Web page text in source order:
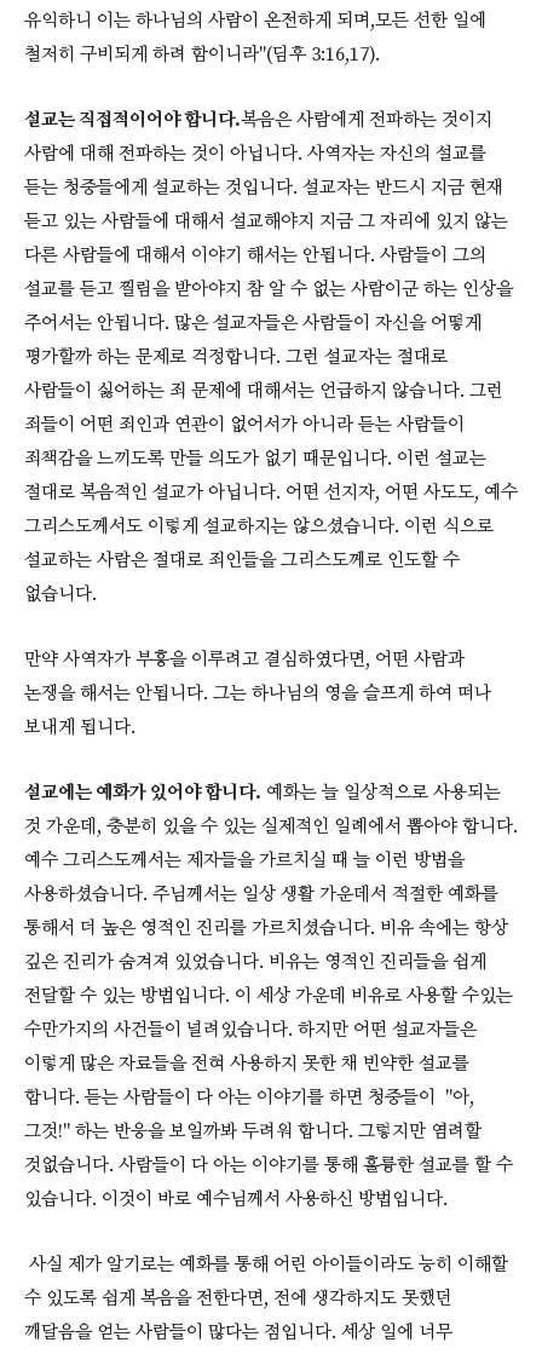
유익하니 이는 하나님의 사람이 온전하게 되며,모든 선한 일에
철저히 구비되게 하려 함이니라"(딤후 3:16,17).
설교는 직접적이어야 합니다.복음은 사람에게 전파하는 것이지
사람에 대해 전파하는 것이 아닙니다. 사역자는 자신의 설교를
듣는 청중들에게 설교하는 것입니다. 설교자는 반드시 지금 현재
듣고 있는 사람들에 대해서 설교해야지 지금 그 자리에 있지 않는
다른 사람들에 대해서 이야기 해서는 안됩니다. 사람들이 그의
설교를 듣고 찔림을 받아야지 참 알 수 없는 사람이군 하는 인상을
주어서는 안됩니다. 많은 설교자들은 사람들이 자신을 어떻게
평가할까 하는 문제로 걱정합니다. 그런 설교자는 절대로
사람들이 싫어하는 죄 문제에 대해서는 언급하지 않습니다. 그런
죄들이 어떤 죄인과 연관이 없어서가 아니라 듣는 사람들이
죄책감을 느끼도록 만들 의도가 없기 때문입니다. 이런 설교는
절대로 복음적인 설교가 아닙니다. 어떤 선지자, 어떤 사도도, 예수
그리스도께서도 이렇게 설교하지는 않으셨습니다. 이런 식으로
설교하는 사람은 절대로 죄인들을 그리스도께로 인도할 수
없습니다.
만약 사역자가 부흥을 이루려고 결심하였다면, 어떤 사람과
논쟁을 해서는 안됩니다. 그는 하나님의 영을 슬프게 하여 떠나
보내게 됩니다.
설교에는 예화가 있어야 합니다. 예화는 늘 일상적으로 사용되는
것 가운데, 충분히 있을 수 있는 실제적인 일례에서 뽑아야 합니다.
예수 그리스도께서는 제자들을 가르치실 때 늘 이런 방법을
사용하셨습니다. 주님께서는 일상 생활 가운데서 적절한 예화를
통해서 더 높은 영적인 진리를 가르치셨습니다. 비유 속에는 항상
깊은 진리가 숨겨져 있었습니다. 비유는 영적인 진리들을 쉽게
전달할 수 있는 방법입니다. 이 세상 가운데 비유로 사용할 수있는
수만가지의 사건들이 널려있습니다. 하지만 어떤 설교자들은
이렇게 많은 자료들을 전혀 사용하지 못한 채 빈약한 설교를
합니다. 듣는 사람들이 다 아는 이야기를 하면 청중들이 "아,
그것!" 하는 반응을 보일까봐 두려워 합니다. 그렇지만 염려할
것없습니다. 사람들이 다 아는 이야기를 통해 훌륭한 설교를 할 수
있습니다. 이것이 바로 예수님께서 사용하신 방법입니다.
사실 제가 알기로는 예화를 통해 어린 아이들이라도 능히 이해할
수 있도록 쉽게 복음을 전한다면, 전에 생각하지도 못했던
깨달음을 얻는 사람들이 많다는 점입니다. 세상 일에 너무